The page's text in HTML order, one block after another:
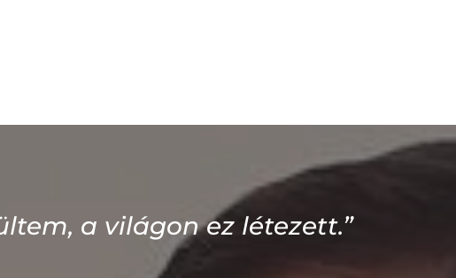
a világon ez létezett.”